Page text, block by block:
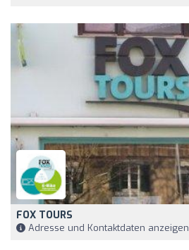
FOX TOURS
Adresse und Kontaktdaten anzeigen